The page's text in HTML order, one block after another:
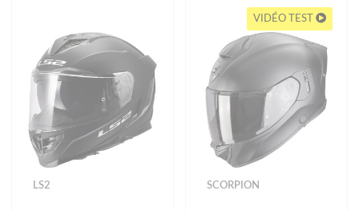
LS2
VIDÉO TEST
SCORPION